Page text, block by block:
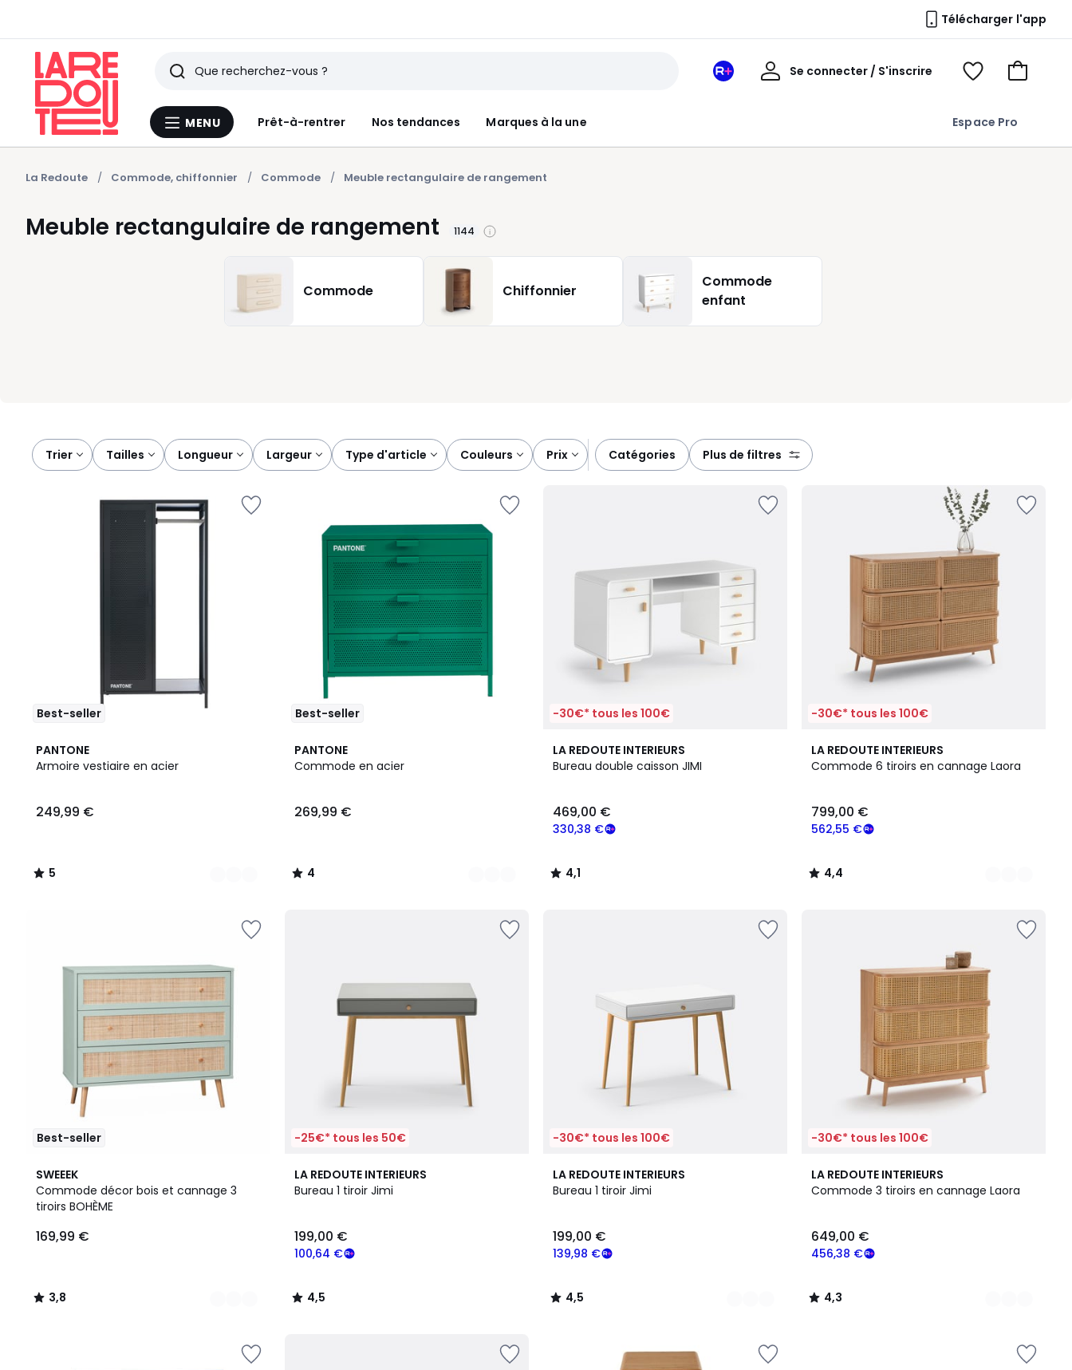
Télécharger l'app
Menu
MENU Prêt-à-rentrer Nos tendances Marques à la une Espace Pro
Rechercher
Derniers
articles
vus
Mon
Se connecter / S'inscrire
Mon
Voir
Voir
La Redoute Commode, chiffonnier Commode Meuble rectangulaire de rangement
Meuble rectangulaire de rangement 1144
Commode Chiffonnier
Commode
enfant
Trier tailles longueur largeur type d'article couleurs prix catégories plus de filtres
Best-seller
PANTONE
Armoire vestiaire en acier
€.
249,99 €
5
/
4
Couleurs
5
/
Best-seller
PANTONE
Commode en acier
269,99 €
4
/
3
Couleurs
4
/
-30€* tous les 100€
LA REDOUTE INTERIEURS
Bureau double caisson JIMI
330,38 €
469,00 €
4,1
/ 5
4,1
/
-30€* tous les 100€
LA REDOUTE INTERIEURS
Commode 6 tiroirs en cannage Laora
562,55 €
799,00 €
4,4
/ 5
2
Couleurs
4,4
/
Best-seller
SWEEEK
Commode décor bois et cannage 3
tiroirs BOHÈME
169,99 €
3,8
/ 5
3
Couleurs
3,8
/
-25€* tous les 50€
LA REDOUTE INTERIEURS
Bureau 1 tiroir Jimi
100,64 €
199,00 €
4,5
/ 5
4,5
/
-30€* tous les 100€
LA REDOUTE INTERIEURS
Bureau 1 tiroir Jimi
139,98 €
199,00 €
4,5
/ 5
2
Couleurs
4,5
/
-30€* tous les 100€
LA REDOUTE INTERIEURS
Commode 3 tiroirs en cannage Laora
456,38 €
649,00 €
4,3
/ 5
2
Couleurs
4,3
/